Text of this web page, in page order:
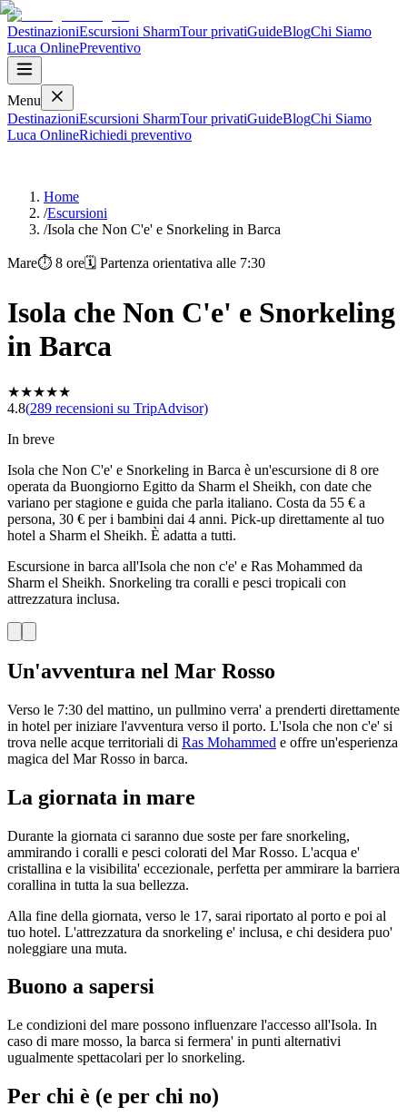
DestinazioniEscursioni SharmTour privatiGuideBlogChi Siamo
Luca OnlinePreventivo
Menu
DestinazioniEscursioni SharmTour privatiGuideBlogChi Siamo
Luca OnlineRichiedi preventivo
Home
/Escursioni
/Isola che Non C'e' e Snorkeling in Barca
Mare⏱ 8 ore🗓 Partenza orientativa alle 7:30
Isola che Non C'e' e Snorkeling
in Barca
★★★★★
4.8(289 recensioni su TripAdvisor)
In breve
Isola che Non C'e' e Snorkeling in Barca è un'escursione di 8 ore
operata da Buongiorno Egitto da Sharm el Sheikh, con date che
variano per stagione e guida che parla italiano. Costa da 55 € a
persona, 30 € per i bambini dai 4 anni. Pick-up direttamente al tuo
hotel a Sharm el Sheikh. È adatta a tutti.
Escursione in barca all'Isola che non c'e' e Ras Mohammed da
Sharm el Sheikh. Snorkeling tra coralli e pesci tropicali con
attrezzatura inclusa.
Un'avventura nel Mar Rosso
Verso le 7:30 del mattino, un pullmino verra' a prenderti direttamente
in hotel per iniziare l'avventura verso il porto. L'Isola che non c'e' si
trova nelle acque territoriali di Ras Mohammed e offre un'esperienza
magica del Mar Rosso in barca.
La giornata in mare
Durante la giornata ci saranno due soste per fare snorkeling,
ammirando i coralli e pesci colorati del Mar Rosso. L'acqua e'
cristallina e la visibilita' eccezionale, perfetta per ammirare la barriera
corallina in tutta la sua bellezza.
Alla fine della giornata, verso le 17, sarai riportato al porto e poi al
tuo hotel. L'attrezzatura da snorkeling e' inclusa, e chi desidera puo'
noleggiare una muta.
Buono a sapersi
Le condizioni del mare possono influenzare l'accesso all'Isola. In
caso di mare mosso, la barca si fermera' in punti alternativi
ugualmente spettacolari per lo snorkeling.
Per chi è (e per chi no)